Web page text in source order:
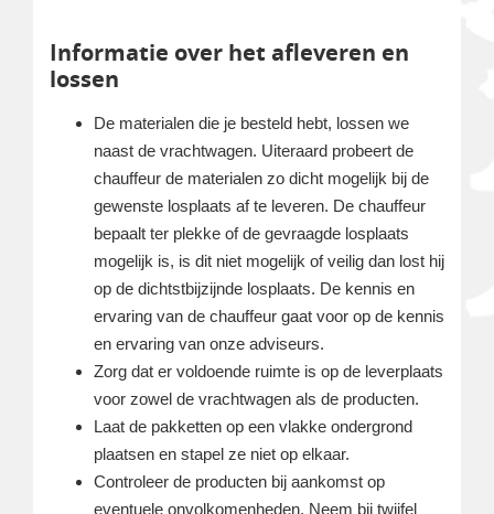
Informatie over het afleveren en
lossen
De materialen die je besteld hebt, lossen we
naast de vrachtwagen. Uiteraard probeert de
chauffeur de materialen zo dicht mogelijk bij de
gewenste losplaats af te leveren. De chauffeur
bepaalt ter plekke of de gevraagde losplaats
mogelijk is, is dit niet mogelijk of veilig dan lost hij
op de dichtstbijzijnde losplaats. De kennis en
ervaring van de chauffeur gaat voor op de kennis
en ervaring van onze adviseurs.
Zorg dat er voldoende ruimte is op de leverplaats
voor zowel de vrachtwagen als de producten.
Laat de pakketten op een vlakke ondergrond
plaatsen en stapel ze niet op elkaar.
Controleer de producten bij aankomst op
eventuele onvolkomenheden. Neem bij twijfel